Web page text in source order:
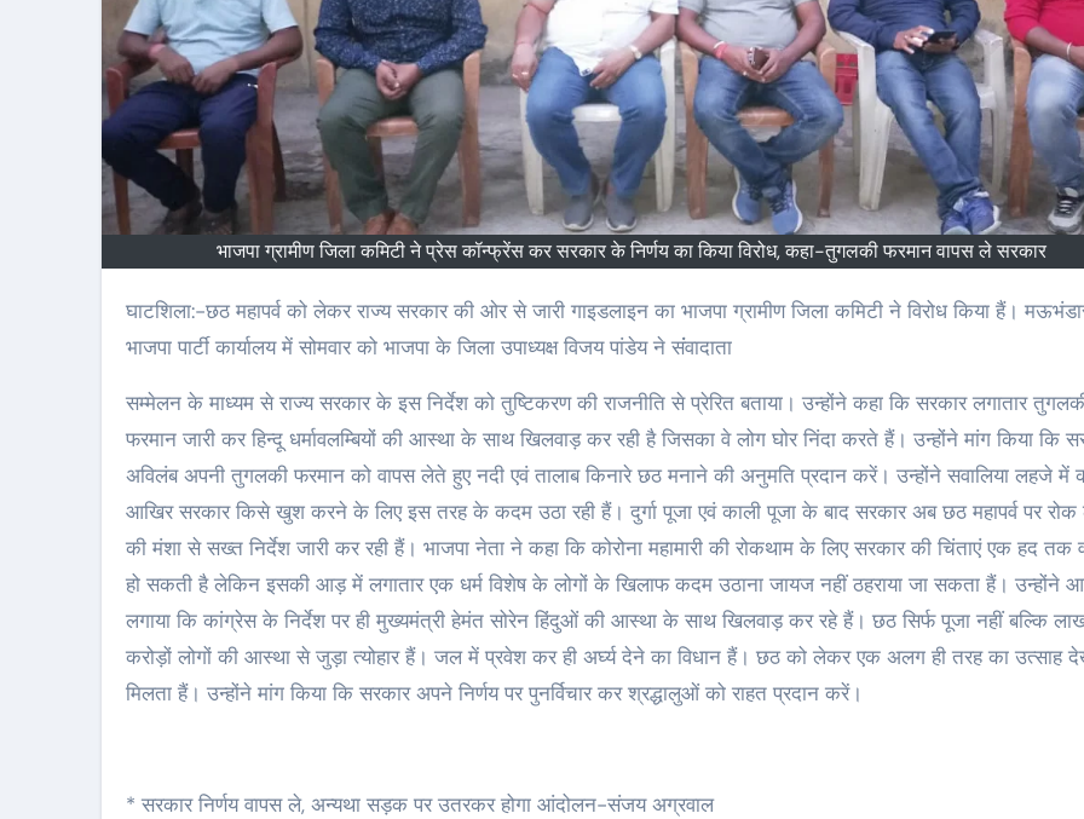
भाजपा ग्रामीण जिला कमिटी ने प्रेस कॉन्फ्रेंस कर सरकार के निर्णय का किया विरोध, कहा-तुगलकी फरमान वापस ले सरकार
घाटशिला:-छठ महापर्व को लेकर राज्य सरकार की ओर से जारी गाइडलाइन का भाजपा ग्रामीण जिला कमिटी ने विरोध किया हैं। मऊभंडार स्थित
भाजपा पार्टी कार्यालय में सोमवार को भाजपा के जिला उपाध्यक्ष विजय पांडेय ने संंवादाता
सम्मेलन के माध्यम से राज्य सरकार के इस निर्देश को तुष्टिकरण की राजनीति से प्रेरित बताया। उन्होंने कहा कि सरकार लगातार
फरमान जारी कर हिन्दू धर्मावलम्बियों की आस्था के साथ खिलवाड़ कर रही है जिसका वे लोग घोर निंदा करते हैं। उन्होंने मांग किया कि
अविलंब अपनी तुगलकी फरमान को वापस लेते हुए नदी एवं तालाब किनारे छठ मनाने की अनुमति प्रदान करें। उन्होंने सवालिया लहजे में
आखिर सरकार किसे खुश करने के लिए इस तरह के कदम उठा रही हैं। दुर्गा पूजा एवं काली पूजा के बाद सरकार अब छठ महापर्व पर रोक
की मंशा से सख्त निर्देश जारी कर रही हैं। भाजपा नेता ने कहा कि कोरोना महामारी की रोकथाम के लिए सरकार की चिंताएं एक हद तक
हो सकती है लेकिन इसकी आड़ में लगातार एक धर्म विशेष के लोगों के खिलाफ कदम उठाना जायज नहीं ठहराया जा सकता हैं। उन्होंने
लगाया कि कांग्रेस के निर्देश पर ही मुख्यमंत्री हेमंत सोरेन हिंदुओं की आस्था के साथ खिलवाड़ कर रहे हैं। छठ सिर्फ पूजा नहीं बल्कि
करोड़ों लोगों की आस्था से जुड़ा त्योहार हैं। जल में प्रवेश कर ही अर्घ्य देने का विधान हैं। छठ को लेकर एक अलग ही तरह का उत्साह
मिलता हैं। उन्होंने मांग किया कि सरकार अपने निर्णय पर पुनर्विचार कर श्रद्धालुओं को राहत प्रदान करें।
* सरकार निर्णय वापस ले, अन्यथा सड़क पर उतरकर होगा आंदोलन-संजय अग्रवाल